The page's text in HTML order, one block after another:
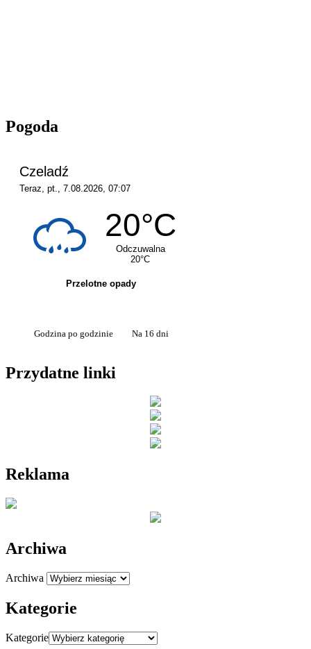
Pogoda
Godzina po godzinie Na 16 dni
Przydatne linki
Reklama
Archiwa
Archiwa
Kategorie
Kategorie